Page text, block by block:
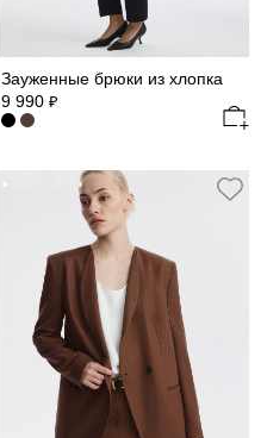
Зауженные брюки из хлопка
9 990 ₽